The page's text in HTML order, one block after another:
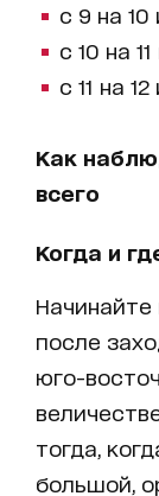
с 9 на 10
с 10 на
с 11 на
Как
всего
Когда и
после
юго-
тогда,
большой,